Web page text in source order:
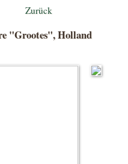
Zurück
"Grootes", Holland